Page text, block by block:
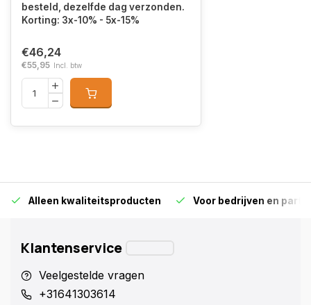
besteld, dezelfde dag verzonden.
Korting: 3x-10% - 5x-15%
€46,24
€55,95 Incl. btw
Alleen kwaliteitsproducten Voor bedrijven en
Klantenservice
Veelgestelde vragen
+31641303614